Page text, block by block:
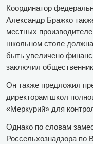
Координатор
Александр Бражко
местных
школьном столе
быть увеличено
заключил
Он также предложил
директорам школ
«Меркурий» для
Однако по словам
Россельхознадзора по